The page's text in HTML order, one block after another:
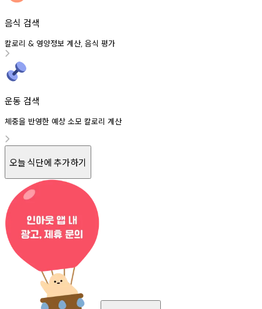
음식 검색
칼로리 & 영양정보 계산, 음식 평가
운동 검색
체중을 반영한 예상 소모 칼로리 계산
오늘 식단에 추가하기